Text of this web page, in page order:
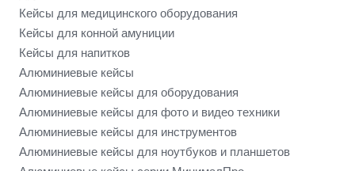
Кейсы для медицинского оборудования
Кейсы для конной амуниции
Кейсы для напитков
Алюминиевые кейсы
Алюминиевые кейсы для оборудования
Алюминиевые кейсы для фото и видео техники
Алюминиевые кейсы для инструментов
Алюминиевые кейсы для ноутбуков и планшетов